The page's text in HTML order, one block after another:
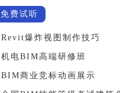
免费试听
Revit爆炸视图制作技巧
机电BIM高端研修班
BIM商业竞标动画展示